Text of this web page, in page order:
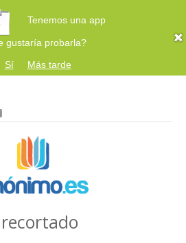
Tenemos una app
probarla?
Sí
Más tarde